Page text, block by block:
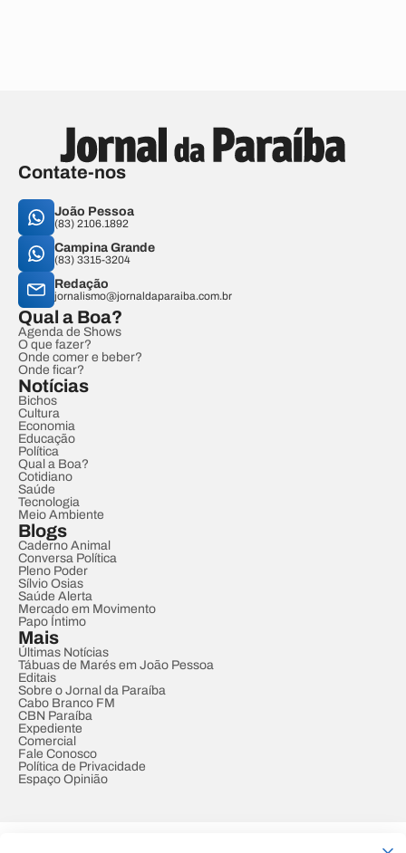
Contate-nos
João Pessoa
(83) 2106.1892
Campina Grande
(83) 3315-3204
Redação
jornalismo@jornaldaparaiba.com.br
Qual a Boa?
Agenda de Shows
O que fazer?
Onde comer e beber?
Onde ficar?
Notícias
Bichos
Cultura
Economia
Educação
Política
Qual a Boa?
Cotidiano
Saúde
Tecnologia
Meio Ambiente
Blogs
Caderno Animal
Conversa Política
Pleno Poder
Sílvio Osias
Saúde Alerta
Mercado em Movimento
Papo Íntimo
Mais
Últimas Notícias
Tábuas de Marés em João Pessoa
Editais
Sobre o Jornal da Paraíba
Cabo Branco FM
CBN Paraíba
Expediente
Comercial
Fale Conosco
Política de Privacidade
Espaço Opinião